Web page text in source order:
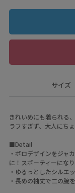
サイズ
きれいめにも着られる
ラフすぎず、大人にち
■Detail
・ポロデザインをジャ
に！スポーティーにな
・ゆるっとしたシルエ
・長めの袖丈で二の腕